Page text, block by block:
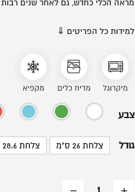
מראה הכלי כחדש, גם לאחר שנים רבות
למידות כל הפריטים ⇓
צבע
גודל צלחת 26 ס"מ צלחת 28.6 ס"מ